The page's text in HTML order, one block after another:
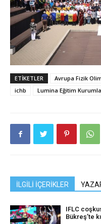
ETIKETLER Avrupa Fizik
ichb
Lumina Eğitim
İLGİLİ İÇERİKLER
IFLC
Bükreş’te